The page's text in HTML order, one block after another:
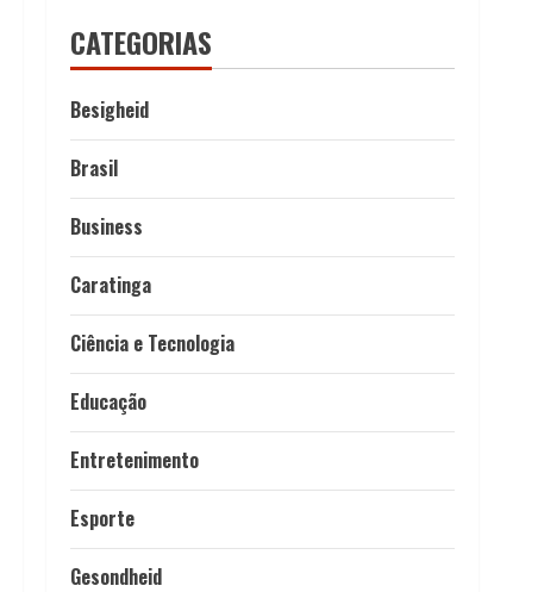
CATEGORIAS
Besigheid
Brasil
Business
Caratinga
Ciência e Tecnologia
Educação
Entretenimento
Esporte
Gesondheid